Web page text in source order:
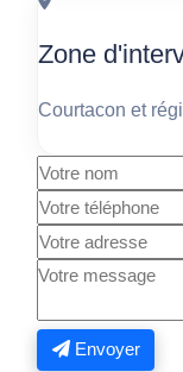
Zone
Courtacon et
Envoyer